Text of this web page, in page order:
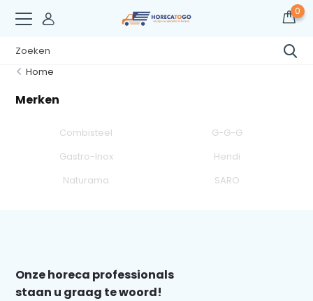
0
Home
Merken
Combisteel
G-G-G
Gastro-Inox
Hendi
Naturama
SARO
Onze horeca professionals
staan u graag te woord!